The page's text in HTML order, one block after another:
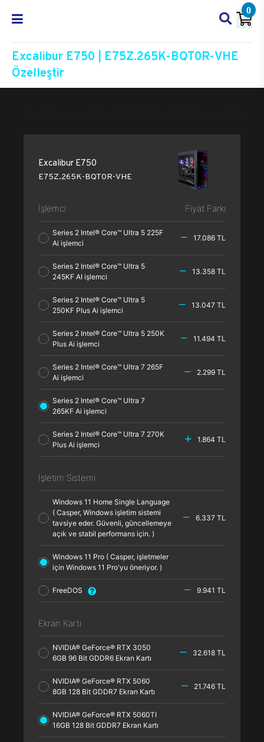
0
Excalibur E750 | E75Z.265K-BQT0R-VHE
Özelleştir
Excalibur E750
E75Z.265K-BQT0R-VHE
İşlemci Fiyat Farkı
Series 2 Intel® Core™ Ultra 5 225F
Ai işlemci
17.086 TL
Series 2 Intel® Core™ Ultra 5
245KF AI işlemci
13.358 TL
Series 2 Intel® Core™ Ultra 5
250KF Plus Ai işlemci
13.047 TL
Series 2 Intel® Core™ Ultra 5 250K
Plus Ai işlemci
11.494 TL
Series 2 Intel® Core™ Ultra 7 265F
Ai işlemci
2.299 TL
Series 2 Intel® Core™ Ultra 7
265KF Ai işlemci
Series 2 Intel® Core™ Ultra 7 270K
Plus Ai işlemci
1.864 TL
İşletim Sistemi
Windows 11 Home Single Language
( Casper, Windows işletim sistemi
tavsiye eder. Güvenli, güncellemeye
açık ve stabil performans için. )
6.337 TL
Windows 11 Pro ( Casper, işletmeler
için Windows 11 Pro'yu öneriyor. )
FreeDOS 9.941 TL
Ekran Kartı
NVIDIA® GeForce® RTX 3050
6GB 96 Bit GDDR6 Ekran Kartı
32.618 TL
NVIDIA® GeForce® RTX 5060
8GB 128 Bit GDDR7 Ekran Kartı
21.746 TL
NVIDIA® GeForce® RTX 5060TI
16GB 128 Bit GDDR7 Ekran Kartı